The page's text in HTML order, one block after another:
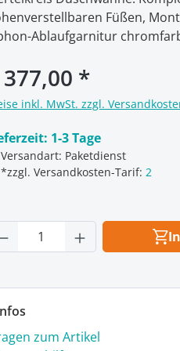
Preis:
inkl. MwSt. zzgl.
1-3 Tage
Versandart: Paketdienst
*zzgl. Versandkosten-Tarif:2
Füßen,
Ablaufgarnitur
Anzahl: Gib
zum Artikel